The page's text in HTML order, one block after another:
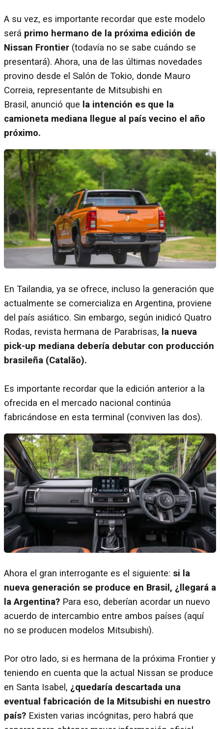
A su vez, es importante recordar que este modelo
será primo hermano de la próxima edición de
Nissan Frontier (todavía no se sabe cuándo se
presentará). Ahora, una de las últimas novedades
provino desde el Salón de Tokio, donde Mauro
Correia, representante de Mitsubishi en
Brasil, anunció que la intención es que la
camioneta mediana llegue al país vecino el año
próximo.
En Tailandia, ya se ofrece, incluso la generación que
actualmente se comercializa en Argentina, proviene
del país asiático. Sin embargo, según inidicó Quatro
Rodas, revista hermana de Parabrisas, la nueva
pick-up mediana debería debutar con producción
brasileña (Catalão).
Es importante recordar que la edición anterior a la
ofrecida en el mercado nacional continúa
fabricándose en esta terminal (conviven las dos).
Ahora el gran interrogante es el siguiente: si la
nueva generación se produce en Brasil, ¿llegará a
la Argentina? Para eso, deberían acordar un nuevo
acuerdo de intercambio entre ambos países (aquí
no se producen modelos Mitsubishi).
Por otro lado, si es hermana de la próxima Frontier y
teniendo en cuenta que la actual Nissan se produce
en Santa Isabel, ¿quedaría descartada una
eventual fabricación de la Mitsubishi en nuestro
país? Existen varias incógnitas, pero habrá que